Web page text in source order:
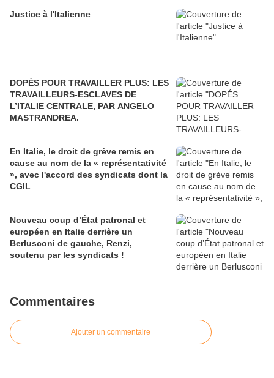
Justice à l'Italienne
DOPÉS POUR TRAVAILLER PLUS: LES
TRAVAILLEURS-ESCLAVES DE
L’ITALIE CENTRALE, PAR ANGELO
MASTRANDREA.
En Italie, le droit de grève remis en
cause au nom de la « représentativité
», avec l'accord des syndicats dont la
CGIL
Nouveau coup d’État patronal et
européen en Italie derrière un
Berlusconi de gauche, Renzi,
soutenu par les syndicats !
Commentaires
Ajouter un commentaire